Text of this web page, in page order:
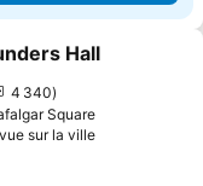
favoris
Hall
4 340
Square
sur la villeConsulter